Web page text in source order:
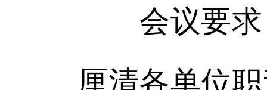
会议要求
厘清各单位